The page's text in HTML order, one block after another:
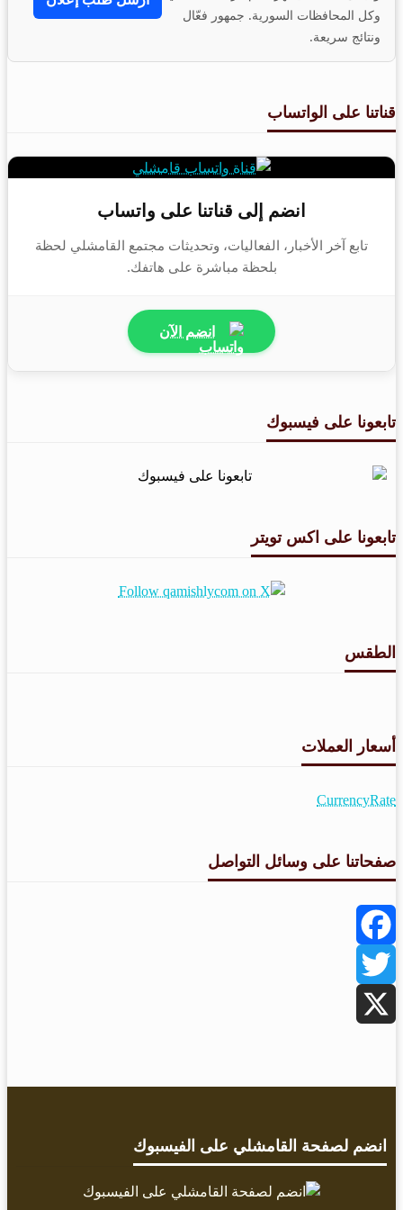
وكل المحافظات السورية. جمهور فعّال
ونتائج سريعة.
قناتنا على الواتساب
انضم إلى قناتنا على واتساب
تابع آخر الأخبار، الفعاليات، وتحديثات مجتمع القامشلي لحظة
بلحظة مباشرة على هاتفك.
انضم الآن
تابعونا على فيسبوك
تابعونا على اكس تويتر
الطقس
أسعار العملات
CurrencyRate
صفحاتنا على وسائل التواصل
Facebook
Twitter
انضم لصفحة القامشلي على الفيسبوك